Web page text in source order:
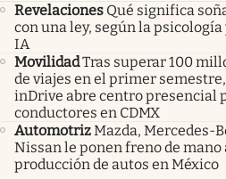
Revelaciones Qué significa
con una ley, según la psicología
IA
MovilidadTras superar 100
de viajes en el primer semestre,
inDrive abre centro presencial
conductores en CDMX
AutomotrizMazda, Mercedes-
Nissan le ponen freno de mano
producción de autos en México